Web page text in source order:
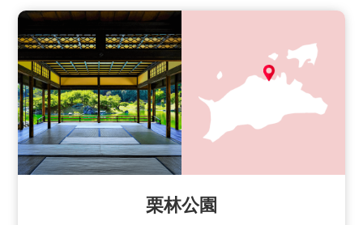
渡る手前の弁天島には「約束の丘展望台」があり、幸
せの鐘が鳴らせる恋人たちの聖地としても知られてい
ます。
ドラマや映画のロケ地になるほど綺麗なスポットで
す。
栗林公園